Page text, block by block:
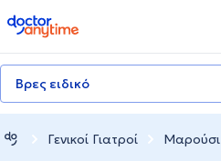
doctoranytime
Βρες ειδικό
Γενικοί Γιατροί Μαρούσι